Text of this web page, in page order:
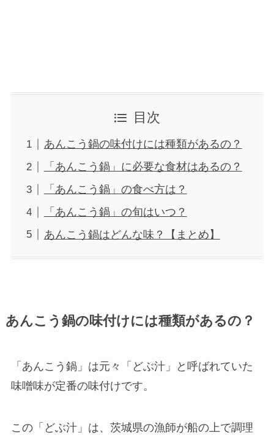
目次
あんこう鍋の味付けには種類があるの？
「あんこう鍋」に必要な食材はあるの？
「あんこう鍋」の食べ方は？
「あんこう鍋」の旬はいつ？
あんこう鍋はどんな味？【まとめ】
あんこう鍋の味付けには種類があるの？
「あんこう鍋」は元々「どぶ汁」と呼ばれていた
味噌味が定番の味付けです。
この「どぶ汁」は、茨城県の漁師が船の上で調理